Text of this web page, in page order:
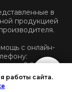
в
продукцией
с онлайн-
пт: с 9:00 до
работы сайта.